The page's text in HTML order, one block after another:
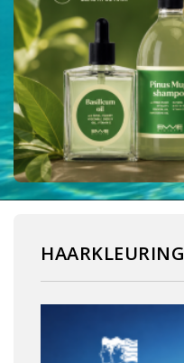
HAARKLEURING